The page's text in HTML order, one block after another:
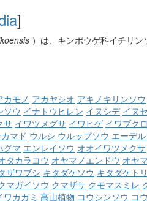
]
）は、キンポウゲ科イチリン
カモノ アカヤシオ アキノキリンソウ
ソウ イナトウヒレン イヌシデ イヌ
サ イワツメグサ イワヒゲ イワブクロ
マド ウルシ ウルップソウ エーデ
グマ エンレイソウ オオイワツメクサ
タカラコウ オヤマノエンドウ オヤ
ザワブシ キタダケソウ キタダケト
マガイソウ クマザサ クモマスミレ
ワカガミ 高山植物 コウシンソウ コ